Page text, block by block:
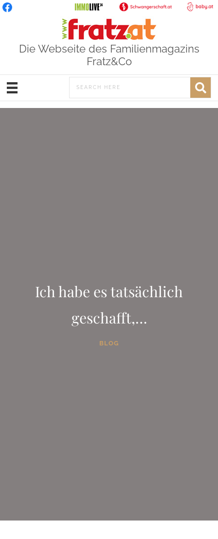
Die Webseite des Familienmagazins
Fratz&Co
Ich habe es tatsächlich
geschafft,…
BLOG